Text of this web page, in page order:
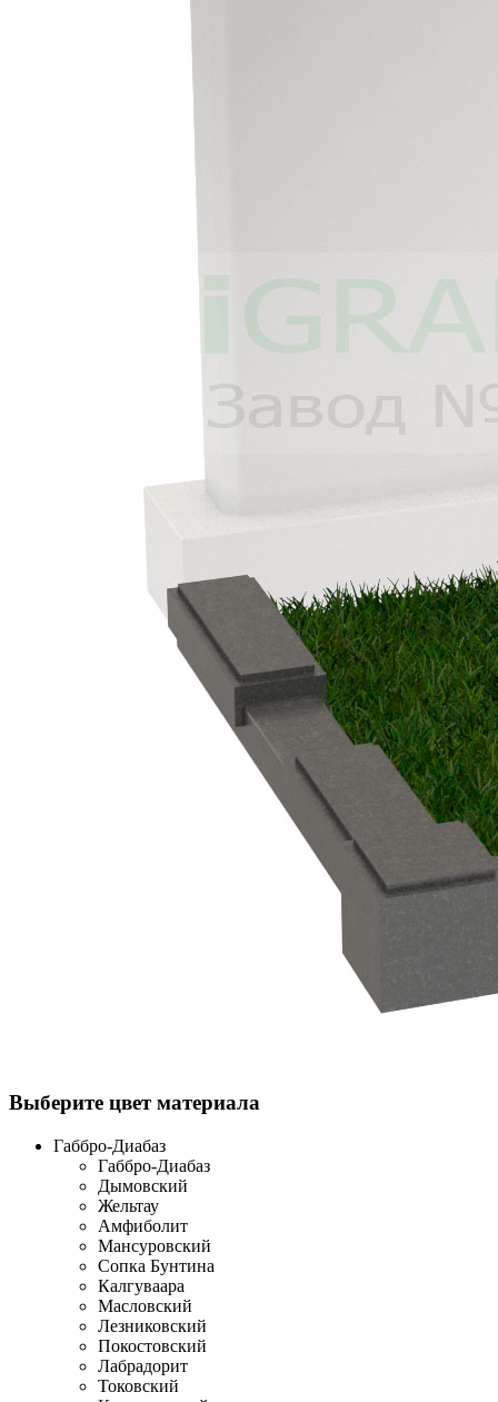
Выберите цвет материала
Габбро-Диабаз
Габбро-Диабаз
Дымовский
Жельтау
Амфиболит
Мансуровский
Сопка Бунтина
Калгуваара
Масловский
Лезниковский
Покостовский
Лабрадорит
Токовский